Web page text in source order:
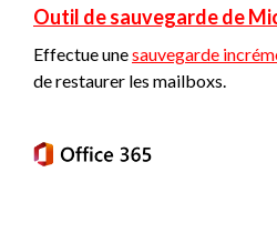
Outil de sauvegarde de
Effectue unesauvegarde
de restaurer les mailboxs.